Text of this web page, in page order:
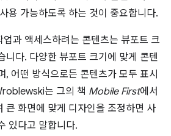
용 가능하도록 하는 것이 중요합니다.
과 액세스하려는 콘텐츠는 뷰포트 크
니다. 다양한 뷰포트 크기에 맞게 콘텐
, 어떤 방식으로든 콘텐츠가 모두 표시
는 그의 책 Mobile First에서
큰 화면에 맞게 디자인을 조정하면 사
있다고 말합니다.